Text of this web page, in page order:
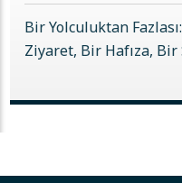
Bir Yolculuktan
Ziyaret, Bir Hafıza,